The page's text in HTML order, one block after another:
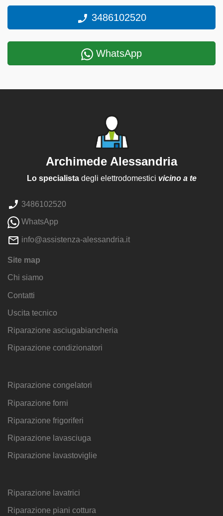
3486102520
WhatsApp
Archimede Alessandria
Lo specialistadegli elettrodomestici vicino a te
3486102520
WhatsApp
info@assistenza-alessandria.it
Site map
Chi siamo
Contatti
Uscita tecnico
Riparazione asciugabiancheria
Riparazione condizionatori
Riparazione congelatori
Riparazione forni
Riparazione frigoriferi
Riparazione lavasciuga
Riparazione lavastoviglie
Riparazione lavatrici
Riparazione piani cottura